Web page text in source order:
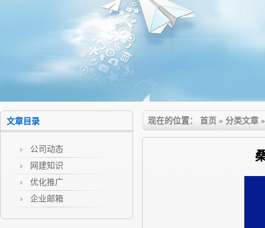
文章目录
公司动态
网建知识
优化推广
企业邮箱
现在的位置： 首页 » 分类文章